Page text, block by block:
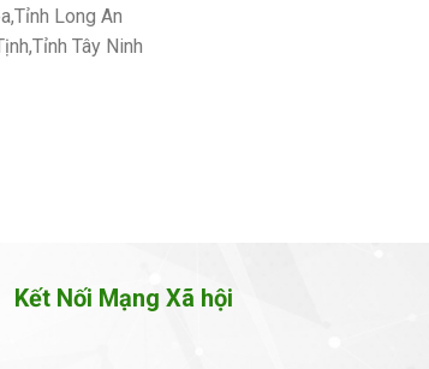
Long An
Tây Ninh
Kết Nối Mạng Xã hội